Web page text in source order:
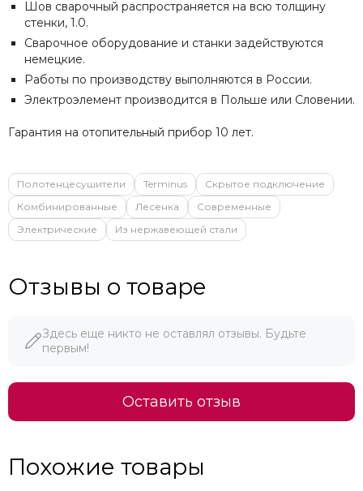
Шов сварочный распространяется на всю толщину
стенки, 1.0.
Сварочное оборудование и станки задействуются
немецкие.
Работы по производству выполняются в России.
Электроэлемент производится в Польше или Словении.
Гарантия на отопительный прибор 10 лет.
Полотенцесушители Terminus
Скрытое подключение
Комбинированные
Лесенка
Современные
Электрические
Из нержавеющей стали
Отзывы о товаре
Здесь еще никто не оставлял отзывы. Будьте
первым!
Оставить отзыв
Похожие товары